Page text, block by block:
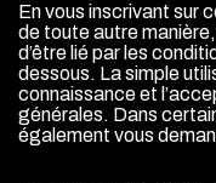
En vous inscrivant sur
de toute autre
d’être lié par les
dessous. La simple
connaissance et
générales. Dans
également vous